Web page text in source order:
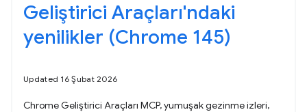
Geliştirici Araçları'ndaki
yenilikler (Chrome 145)
Updated 16 Şubat 2026
Chrome Geliştirici Araçları MCP, yumuşak gezinme izleri,